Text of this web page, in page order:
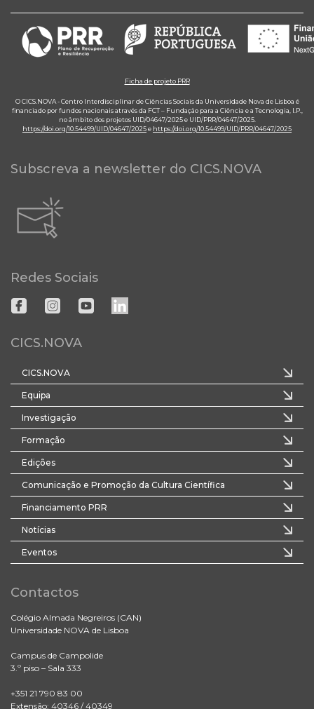
Ficha de projeto PRR
O CICS.NOVA - Centro Interdisciplinar de Ciências Sociais da Universidade Nova de Lisboa é
financiado por fundos nacionais através da FCT – Fundação para a Ciência e a Tecnologia, I.P.,
no âmbito dos projetos UID/04647/2025 e UID/PRR/04647/2025.
https://doi.org/10.54499/UID/04647/2025e https://doi.org/10.54499/UID/PRR/04647/2025
Subscreva a newsletter do CICS.NOVA
Redes Sociais
CICS.NOVA
CICS.NOVA
Equipa
Investigação
Formação
Edições
Comunicação e Promoção da Cultura Científica
Financiamento PRR
Notícias
Eventos
Contactos
Colégio Almada Negreiros (CAN)
Universidade NOVA de Lisboa
Campus de Campolide
3.º piso – Sala 333
+351 21 790 83 00
Extensão: 40346 / 40349